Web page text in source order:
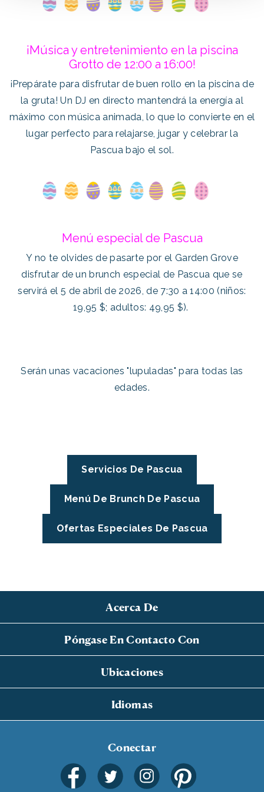
¡Música y entretenimiento en la piscina
Grotto de 12:00 a 16:00!
¡Prepárate para disfrutar de buen rollo en la piscina de
la gruta! Un DJ en directo mantendrá la energía al
máximo con música animada, lo que lo convierte en el
lugar perfecto para relajarse, jugar y celebrar la
Pascua bajo el sol.
Menú especial de Pascua
Y no te olvides de pasarte por el Garden Grove
disfrutar de un brunch especial de Pascua que se
servirá el 5 de abril de 2026, de 7:30 a 14:00 (niños:
19,95 $; adultos: 49,95 $).
Serán unas vacaciones "lupuladas" para todas las
edades.
Servicios De Pascua
Menú De Brunch De Pascua
Ofertas Especiales De Pascua
Acerca De
Póngase En Contacto Con
Ubicaciones
Idiomas
Conectar